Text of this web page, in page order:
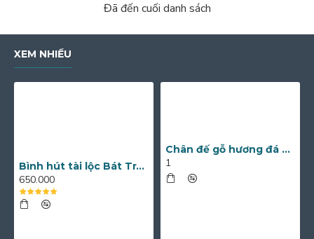
Đã đến cuối danh sách
XEM NHIỀU
Bình hút tài lộc Bát Tràng men lam vẽ chim công và hoa mẫu đơn BL12
650.000
Chân đế gỗ hương đá nguyên khối nhiều kích thước
1